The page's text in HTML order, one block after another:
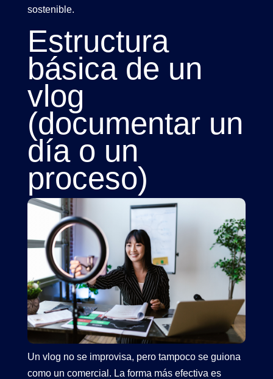
sostenible.
Estructura
básica de un
vlog
(documentar un
día o un
proceso)
Un vlog no se improvisa, pero tampoco se guiona
como un comercial. La forma más efectiva es